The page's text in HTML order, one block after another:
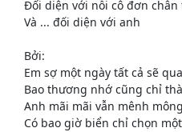
Đối diện với nỗi cô đơn chân
Và ... đối diện với anh
Bởi:
Em sợ một ngày tất cả sẽ
Bao thương nhớ cũng chỉ
Anh mãi mãi vẫn mênh
Có bao giờ biển chỉ chọn